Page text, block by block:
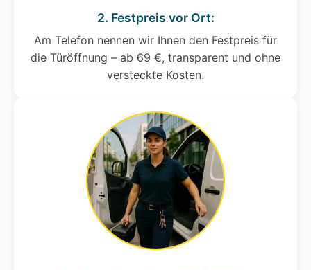
2. Festpreis vor Ort:
Am Telefon nennen wir Ihnen den Festpreis für
die Türöffnung – ab 69 €, transparent und ohne
versteckte Kosten.